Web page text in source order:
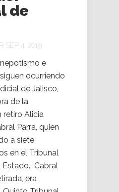
de
SEP 4, 2019
e
ocurriendo
de Jalisco,
de la
retiro Alicia
Parra, quien
a siete
en el Tribunal
Estado. Cabral
era